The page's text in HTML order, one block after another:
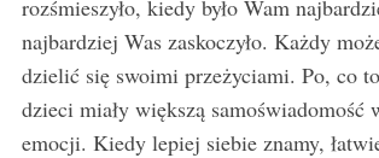
rozśmieszyło, kiedy było Wam
najbardziej Was zaskoczyło. Każdy
dzielić się swoimi przeżyciami. Po, co
dzieci miały większą samoświadomość
emocji. Kiedy lepiej siebie znamy,